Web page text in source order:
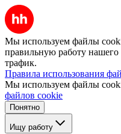
Мы используем файлы
правильную работу нашего
трафик.
Правила использования
Мы используем файлы
файлов cookie
Понятно
Ищу работу